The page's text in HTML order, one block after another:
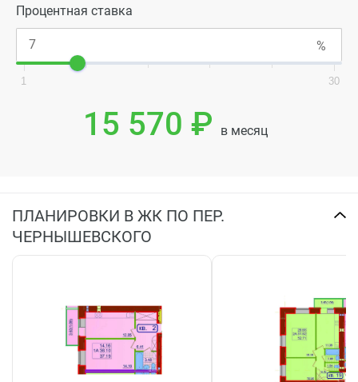
Процентная ставка
1 30
15 570 ₽ в месяц
ПЛАНИРОВКИ В ЖК ПО ПЕР.
ЧЕРНЫШЕВСКОГО